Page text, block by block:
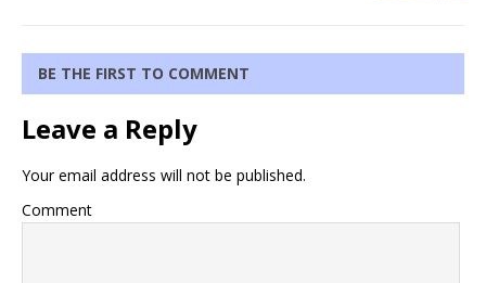
BE THE FIRST TO COMMENT
Leave a Reply
Your email address will not be published.
Comment